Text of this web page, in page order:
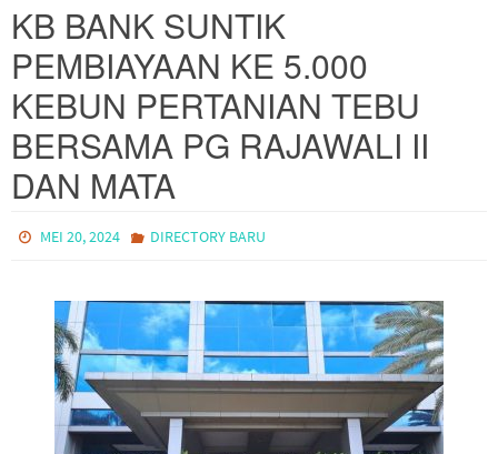
KB BANK SUNTIK
PEMBIAYAAN KE 5.000
KEBUN PERTANIAN TEBU
BERSAMA PG RAJAWALI II
DAN MATA
MEI 20, 2024 DIRECTORY BARU